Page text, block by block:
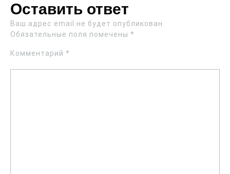
Оставить ответ
Ваш адрес email не будет опубликован.
Обязательные поля помечены *
Комментарий *